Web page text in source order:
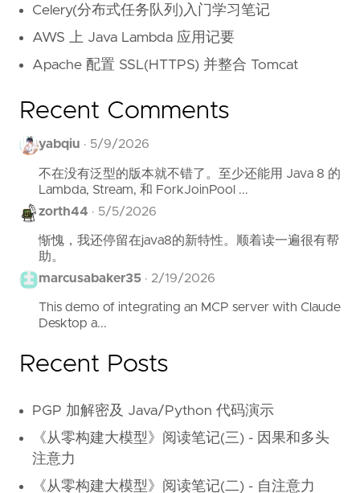
Celery(分布式任务队列)入门学习笔记
AWS 上 Java Lambda 应用记要
Apache 配置 SSL(HTTPS) 并整合 Tomcat
Recent Comments
yabqiu · 5/9/2026
不在没有泛型的版本就不错了。至少还能用 Java 8 的
Lambda, Stream, 和 ForkJoinPool ...
zorth44 · 5/5/2026
惭愧，我还停留在java8的新特性。顺着读一遍很有帮
助。
marcusabaker35 · 2/19/2026
This demo of integrating an MCP server with Claude
Desktop a...
Recent Posts
PGP 加解密及 Java/Python 代码演示
《从零构建大模型》阅读笔记(三) - 因果和多头
注意力
《从零构建大模型》阅读笔记(二) - 自注意力